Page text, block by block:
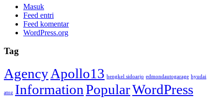
Masuk
Feed entri
Feed komentar
WordPress.org
Tag
AgencyApollo13 bengkel sidoarjo edmondautogarage hyudai
atoz InformationPopularWordPress